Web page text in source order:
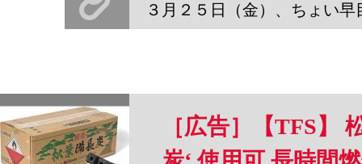
３月２５日（金）、ちょい早目かもですが、お花見野宿しまーす。場
［広告］【TFS】